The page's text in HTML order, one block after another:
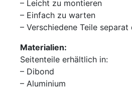
– Leicht zu montieren
– Einfach zu warten
– Verschiedene Teile
Materialien:
Seitenteile erhältlich in:
– Dibond
– Aluminium